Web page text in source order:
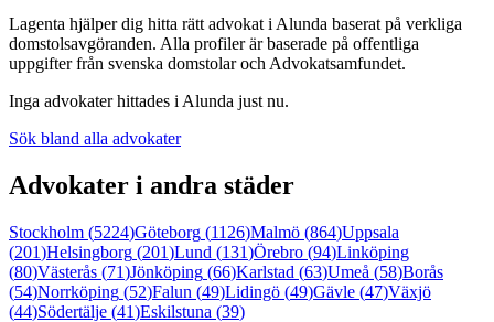
Lagenta hjälper dig hitta rätt advokat i Alunda baserat på verkliga
domstolsavgöranden. Alla profiler är baserade på offentliga
uppgifter från svenska domstolar och Advokatsamfundet.
Inga advokater hittades i Alunda just nu.
Sök bland alla advokater
Advokater i andra städer
Stockholm (5224)Göteborg (1126)Malmö (864)Uppsala
(201)Helsingborg (201)Lund (131)Örebro (94)Linköping
(80)Västerås (71)Jönköping (66)Karlstad (63)Umeå (58)Borås
(54)Norrköping (52)Falun (49)Lidingö (49)Gävle (47)Växjö
(44)Södertälje (41)Eskilstuna (39)